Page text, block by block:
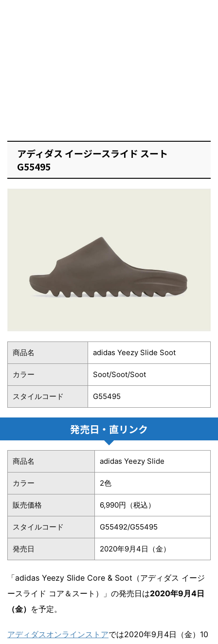
アディダス イージースライド スート
G55495
商品名 adidas Yeezy Slide Soot
カラー Soot/Soot/Soot
スタイルコード G55495
発売日・直リンク
商品名 adidas Yeezy Slide
カラー 2色
販売価格 6,990円（税込）
スタイルコード G55492/G55495
発売日 2020年9月4日（金）
「adidas Yeezy Slide Core & Soot（アディダス イージ
ースライド コア＆スート）」の発売日は2020年9月4日
（金） を予定。
アディダスオンラインストアでは2020年9月4日（金）10